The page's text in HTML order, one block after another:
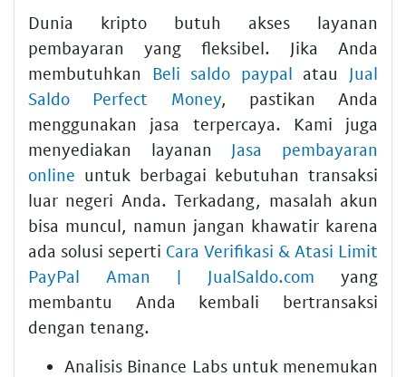
Dunia kripto butuh akses layanan
pembayaran yang fleksibel. Jika Anda
membutuhkan Beli saldo paypal atau Jual
Saldo Perfect Money, pastikan Anda
menggunakan jasa terpercaya. Kami juga
menyediakan layanan Jasa pembayaran
online untuk berbagai kebutuhan transaksi
luar negeri Anda. Terkadang, masalah akun
bisa muncul, namun jangan khawatir karena
ada solusi seperti Cara Verifikasi & Atasi Limit
PayPal Aman | JualSaldo.com yang
membantu Anda kembali bertransaksi
dengan tenang.
Analisis Binance Labs untuk menemukan